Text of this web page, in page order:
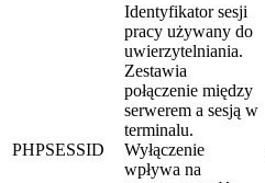
PHPSESSID
Identyfikator sesji
pracy używany do
uwierzytelniania.
Zestawia
połączenie między
serwerem a sesją w
terminalu.
Wyłączenie
wpływa na